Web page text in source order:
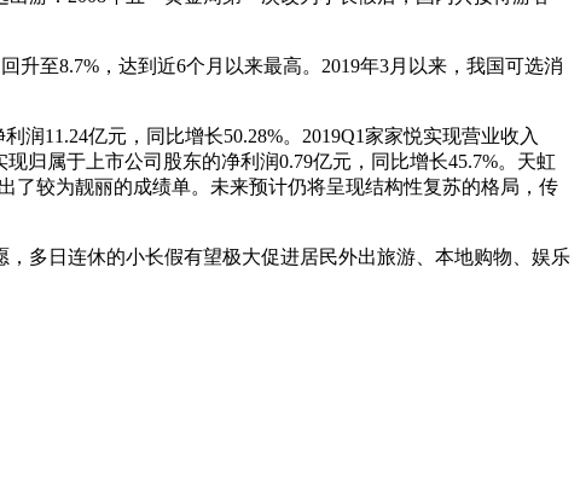
至8.7%，达到近6个月以来最高。2019年3月以来，我国可选消
润11.24亿元，同比增长50.28%。2019Q1家家悦实现营业收入
归属于上市公司股东的净利润0.79亿元，同比增长45.7%。天虹
了较为靓丽的成绩单。未来预计仍将呈现结构性复苏的格局，传
多日连休的小长假有望极大促进居民外出旅游、本地购物、娱乐